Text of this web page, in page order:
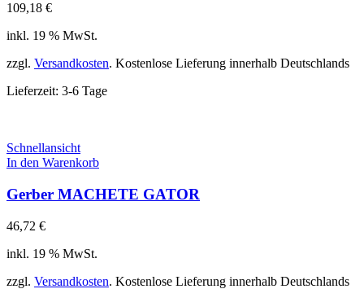
109,18 €
inkl. 19 % MwSt.
zzgl. Versandkosten. Kostenlose Lieferung innerhalb Deutschlands
Lieferzeit: 3-6 Tage
Schnellansicht
In den Warenkorb
Gerber MACHETE GATOR
46,72 €
inkl. 19 % MwSt.
zzgl. Versandkosten. Kostenlose Lieferung innerhalb Deutschlands